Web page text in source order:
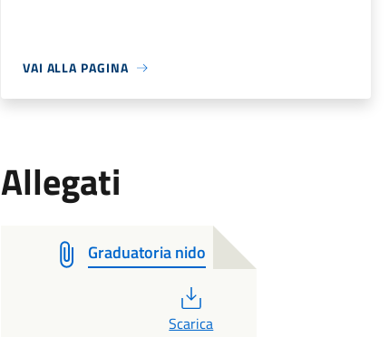
VAI ALLA PAGINA
Allegati
Graduatoria nido
Scarica